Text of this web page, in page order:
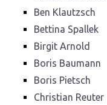
Ben Klautzsch
Bettina Spallek
Birgit Arnold
Boris Baumann
Boris Pietsch
Christian Reuter